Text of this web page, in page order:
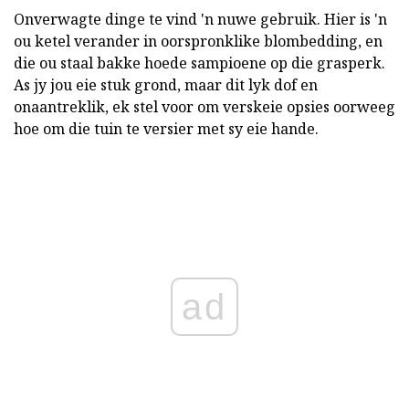
Onverwagte dinge te vind 'n nuwe gebruik. Hier is 'n
ou ketel verander in oorspronklike blombedding, en
die ou staal bakke hoede sampioene op die grasperk.
As jy jou eie stuk grond, maar dit lyk dof en
onaantreklik, ek stel voor om verskeie opsies oorweeg
hoe om die tuin te versier met sy eie hande.
ad